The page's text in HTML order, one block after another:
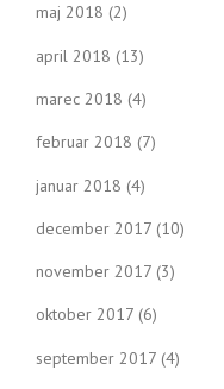
maj 2018 (2)
april 2018 (13)
marec 2018 (4)
februar 2018 (7)
januar 2018 (4)
december 2017 (10)
november 2017 (3)
oktober 2017 (6)
september 2017 (4)